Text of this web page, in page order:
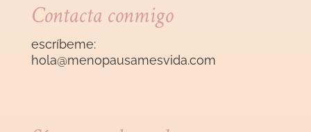
Contacta conmigo
escríbeme:
hola@menopausamesvida.com